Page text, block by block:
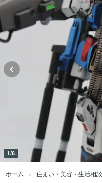
1/6
ホーム 住まい・美容・生活相談